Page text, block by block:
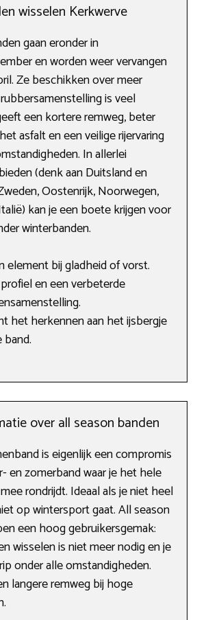
wisselen Kerkwerve
gaan eronder in
en worden weer vervangen
Ze beschikken over meer
is veel
een kortere remweg, beter
asfalt en een veilige rijervaring
In allerlei
(denk aan Duitsland en
Oostenrijk, Noorwegen,
kan je een boete krijgen voor
winterbanden.
element bij gladheid of vorst.
en een verbeterde
het herkennen aan het ijsbergje
over all season banden
is eigenlijk een compromis
en zomerband waar je het hele
rondrijdt. Ideaal als je niet heel
op wintersport gaat. All season
een hoog gebruikersgemak:
wisselen is niet meer nodig en je
onder alle omstandigheden.
langere remweg bij hoge